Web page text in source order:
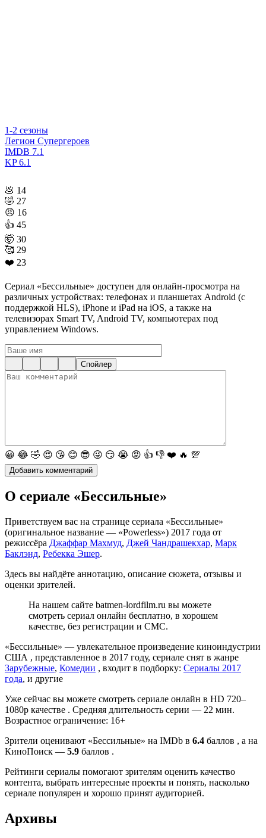
1-2 сезоны
Легион Супергероев
IMDB 7.1
KP6.1
💩 14
🤣 27
😠 16
👍 45
🤯 30
🥰 29
❤️ 23
Сериал «Бессильные» доступен для онлайн-просмотра на
различных устройствах: телефонах и планшетах Android (с
поддержкой HLS), iPhone и iPad на iOS, а также на
телевизорах Smart TV, Android TV, компьютерах под
управлением Windows.
Спойлер
😀 😂 🤣 😍 😘 😊 😎 😜 😏 😭 😡 👍 👎 ❤️ 🔥 💯
О сериале «Бессильные»
Приветствуем вас на странице сериала «Бессильные»
(оригинальное название — «Powerless») 2017 года от
режиссёра Джаффар Махмуд, Джей Чандрашекхар, Марк
Баклэнд, Ребекка Эшер.
Здесь вы найдёте аннотацию, описание сюжета, отзывы и
оценки зрителей.
На нашем сайте batmen-lordfilm.ru вы можете
смотреть сериал онлайн бесплатно, в хорошем
качестве, без регистрации и СМС.
«Бессильные» — увлекательное произведение киноиндустрии
США , представленное в 2017 году, сериале снят в жанре
Зарубежные, Комедии , входит в подборку: Сериалы 2017
года, и другие
Уже сейчас вы можете смотреть сериале онлайн в HD 720–
1080p качестве . Средняя длительность серии — 22 мин.
Возрастное ограничение: 16+
Зрители оценивают «Бессильные» на IMDb в 6.4 баллов , а на
КиноПоиск — 5.9 баллов .
Рейтинги сериалы помогают зрителям оценить качество
контента, выбрать интересные проекты и понять, насколько
сериале популярен и хорошо принят аудиторией.
Архивы